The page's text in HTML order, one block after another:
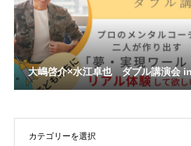
大嶋啓介×水江卓也 ダブル講演会